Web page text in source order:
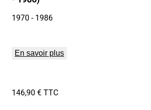
1970 - 1986
En savoir plus
146,90 € TTC